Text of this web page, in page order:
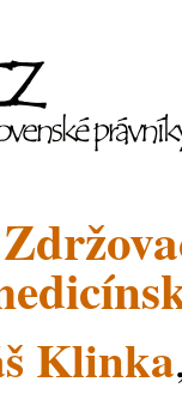
Klinka